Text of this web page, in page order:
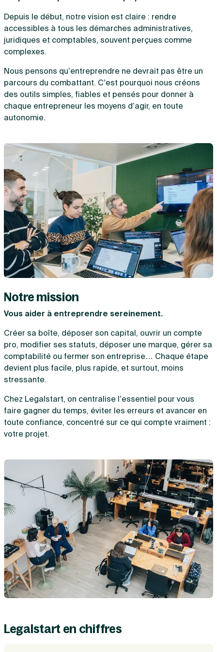
Depuis le début, notre vision est claire : rendre
accessibles à tous les démarches administratives,
juridiques et comptables, souvent perçues comme
complexes.
Nous pensons qu’entreprendre ne devrait pas être un
parcours du combattant. C’est pourquoi nous créons
des outils simples, fiables et pensés pour donner à
chaque entrepreneur les moyens d’agir, en toute
autonomie.
Notre mission
Vous aider à entreprendre sereinement.
Créer sa boîte, déposer son capital, ouvrir un compte
pro, modifier ses statuts, déposer une marque, gérer sa
comptabilité ou fermer son entreprise… Chaque étape
devient plus facile, plus rapide, et surtout, moins
stressante.
Chez Legalstart, on centralise l’essentiel pour vous
faire gagner du temps, éviter les erreurs et avancer en
toute confiance, concentré sur ce qui compte vraiment :
votre projet.
Legalstart en chiffres